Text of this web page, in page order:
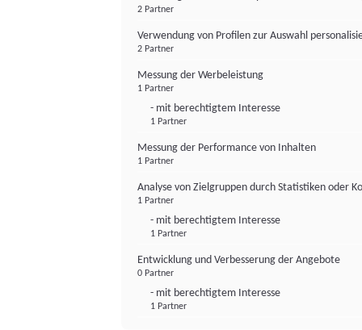
2 Partner
Verwendung von Profilen zur Auswahl
2 Partner
Messung der Werbeleistung
1 Partner
- mit berechtigtem Interesse
1 Partner
Messung der Performance von Inhalten
1 Partner
Analyse von Zielgruppen durch Statistiken oder
1 Partner
- mit berechtigtem Interesse
1 Partner
Entwicklung und Verbesserung der Angebote
0 Partner
- mit berechtigtem Interesse
1 Partner